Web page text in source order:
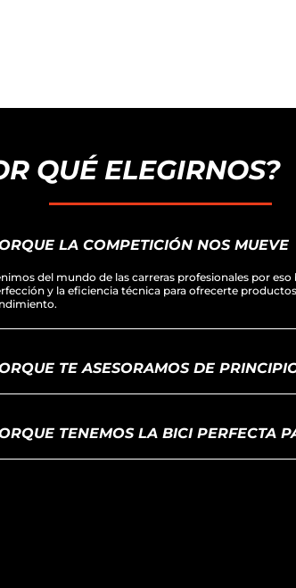
QUÉ ELEGIRNOS?
LA COMPETICIÓN NOS MUEVE
del mundo de las carreras profesionales por eso
y la eficiencia técnica para ofrecerte
TE ASESORAMOS DE
TENEMOS LA BICI PERFECTA